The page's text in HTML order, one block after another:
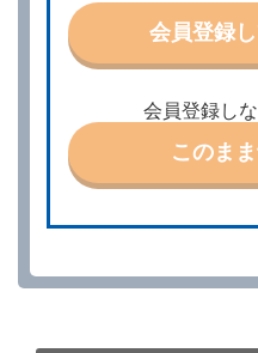
特に認める場合を除き
うものとします。
第３条（予約の変更）
借受人は、前条第１項
ときは、あらかじめ当
いものとします。
第４条（予約の取消し等
ができます。
を１時間以上経過して
会員登録
会員登録し
このま